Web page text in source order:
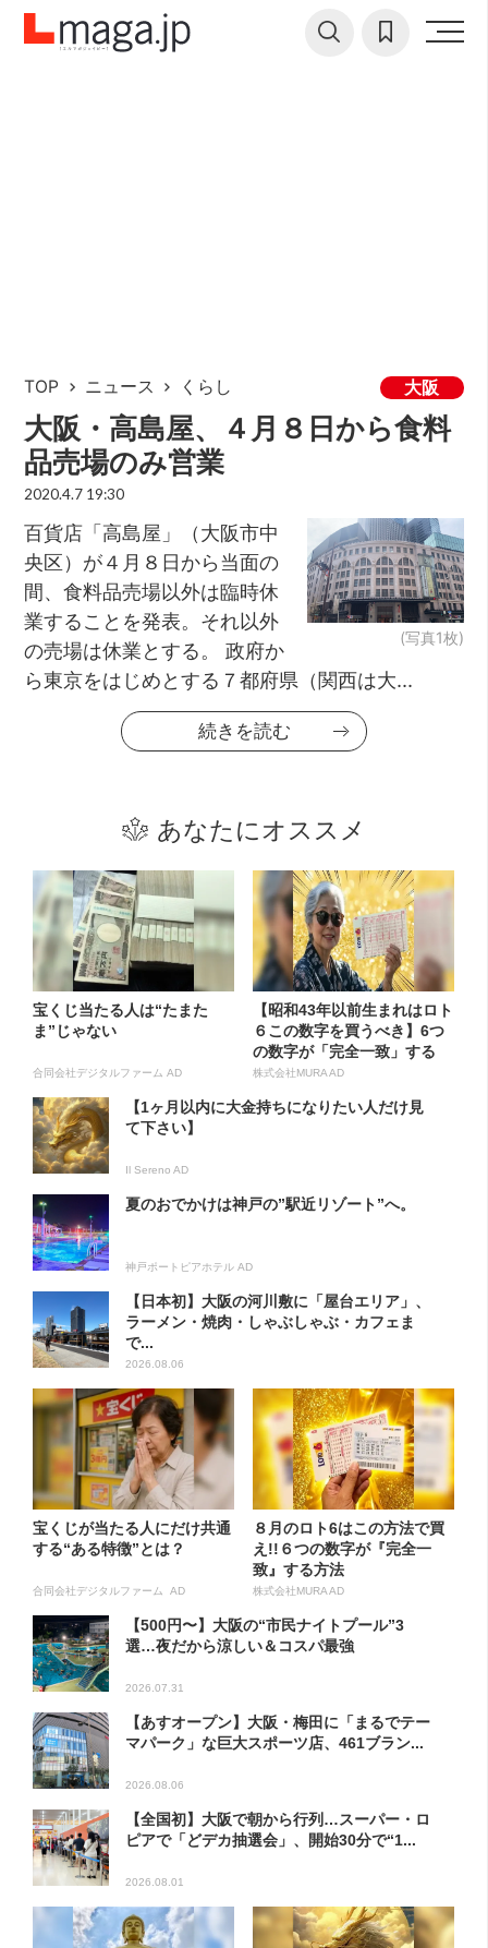
TOP ニュース くらし 大阪
大阪・高島屋、４月８日から食料
品売場のみ営業
2020.4.7 19:30
(写真1枚)
百貨店「高島屋」（大阪市中
央区）が４月８日から当面の
間、食料品売場以外は臨時休
業することを発表。それ以外
の売場は休業とする。 政府か
ら東京をはじめとする７都府県（関西は大...
続きを読む
あなたにオススメ
宝くじ当たる人は“たまた
ま”じゃない
合同会社デジタルファーム AD
【昭和43年以前生まれはロト
６この数字を買うべき】6つ
の数字が「完全一致」する
方...
株式会社MURA AD
【1ヶ月以内に大金持ちになりたい人だけ見
て下さい】
Il Sereno AD
夏のおでかけは神戸の”駅近リゾート”へ。
神戸ポートピアホテル AD
【日本初】大阪の河川敷に「屋台エリア」、
ラーメン・焼肉・しゃぶしゃぶ・カフェま
で...
2026.08.06
宝くじが当たる人にだけ共通
する“ある特徴”とは？
合同会社デジタルファーム AD
８月のロト6はこの方法で買
え!!６つの数字が『完全一
致』する方法
株式会社MURA AD
【500円〜】大阪の“市民ナイトプール”3
選…夜だから涼しい＆コスパ最強
2026.07.31
【あすオープン】大阪・梅田に「まるでテー
マパーク」な巨大スポーツ店、461ブラン...
2026.08.06
【全国初】大阪で朝から行列…スーパー・ロ
ピアで「どデカ抽選会」、開始30分で“1...
2026.08.01